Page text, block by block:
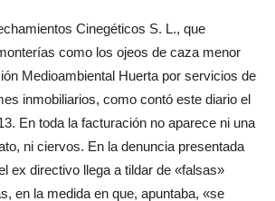
Cinegéticos S. L., que
como los ojeos de caza menor
Medioambiental Huerta por servicios de
inmobiliarios, como contó este diario el
En toda la facturación no aparece ni una
ni ciervos. En la denuncia presentada
ex directivo llega a tildar de «falsas»
en la medida en que, apuntaba, «se